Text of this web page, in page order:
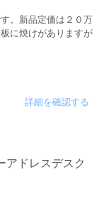
。新品定価は２０万
に焼けがありますが
詳細を確認する
アドレスデスク